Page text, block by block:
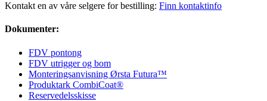
Kontakt en av våre selgere for bestilling: Finn kontaktinfo
Dokumenter:
FDV pontong
FDV utrigger og bom
Monteringsanvisning Ørsta Futura™
Produktark CombiCoat®
Reservedelsskisse